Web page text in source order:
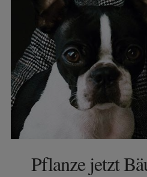
Pflanze jetzt